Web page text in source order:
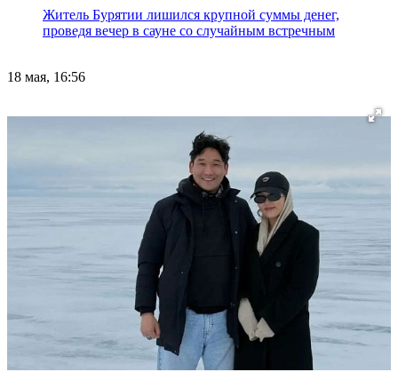
Житель Бурятии лишился крупной суммы денег,
проведя вечер в сауне со случайным встречным
18 мая, 16:56